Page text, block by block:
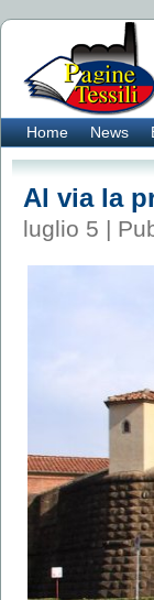
Home News
Al via la
luglio 5 |